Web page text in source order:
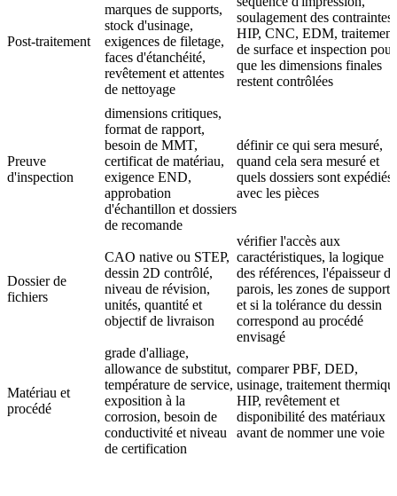
Post-traitement
marques de supports,
stock d'usinage,
exigences de filetage,
faces d'étanchéité,
revêtement et attentes
de nettoyage
soulagement des contraintes,
HIP, CNC, EDM, traitement
de surface et inspection pour
que les dimensions finales
restent contrôlées
Preuve
d'inspection
dimensions critiques,
format de rapport,
besoin de MMT,
certificat de matériau,
exigence END,
approbation
d'échantillon et dossiers
de recomande
définir ce qui sera mesuré,
quand cela sera mesuré et
quels dossiers sont expédiés
avec les pièces
Dossier de
fichiers
CAO native ou STEP,
dessin 2D contrôlé,
niveau de révision,
unités, quantité et
objectif de livraison
vérifier l'accès aux
caractéristiques, la logique
des références, l'épaisseur
parois, les zones de supports
et si la tolérance du dessin
correspond au procédé
envisagé
Matériau et
procédé
grade d'alliage,
allowance de substitut,
température de service,
exposition à la
corrosion, besoin de
conductivité et niveau
de certification
comparer PBF, DED,
usinage, traitement
HIP, revêtement et
disponibilité des matériaux
avant de nommer une voie